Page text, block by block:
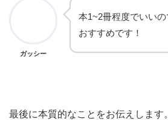
ガッシー
本1~2冊程度でいい
おすすめです！
最後に本質的なことをお伝えします。